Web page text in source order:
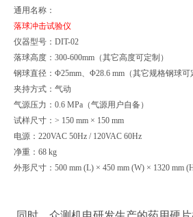
通用名称：
落球冲击试验仪
仪器型号：DIT-02
落球高度：300-600mm（其它高度可定制）
钢球直径：Φ25mm、Φ28.6 mm（其它规格钢球可
夹持方式：气动
气源压力：0.6 MPa（气源用户自备）
试样尺寸：> 150 mm × 150 mm
电源：220VAC 50Hz / 120VAC 60Hz
净重：68 kg
外形尺寸：500 mm (L) × 450 mm (W) × 1320 mm